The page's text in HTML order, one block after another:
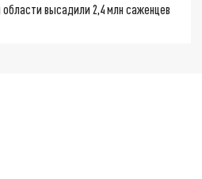
области высадили 2,4 млн саженцев